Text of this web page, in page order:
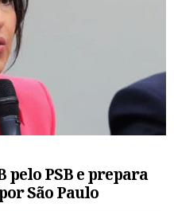
pelo PSB e prepara
São Paulo